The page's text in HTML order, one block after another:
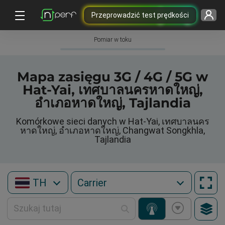
Przeprowadzić test prędkości
Pomiar w toku
Mapa zasięgu 3G / 4G / 5G w
Hat-Yai, เทศบาลนครหาดใหญ่,
อำเภอหาดใหญ่, Tajlandia
Komórkowe sieci danych w Hat-Yai, เทศบาลนคร
หาดใหญ่, อำเภอหาดใหญ่, Changwat Songkhla,
Tajlandia
TH